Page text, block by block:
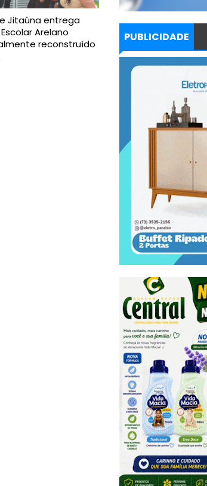
Jitaúna entrega
Arelano
reconstruído
PUBLICIDADE